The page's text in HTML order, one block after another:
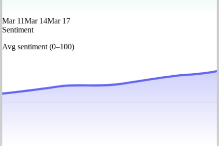
Mar 11Mar 14Mar 17
Sentiment
Avg sentiment (0–100)